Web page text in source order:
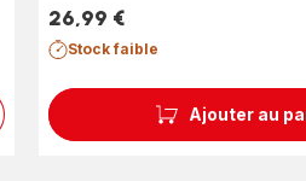
Ajouter au
Prix
26,99 €
Stock faible